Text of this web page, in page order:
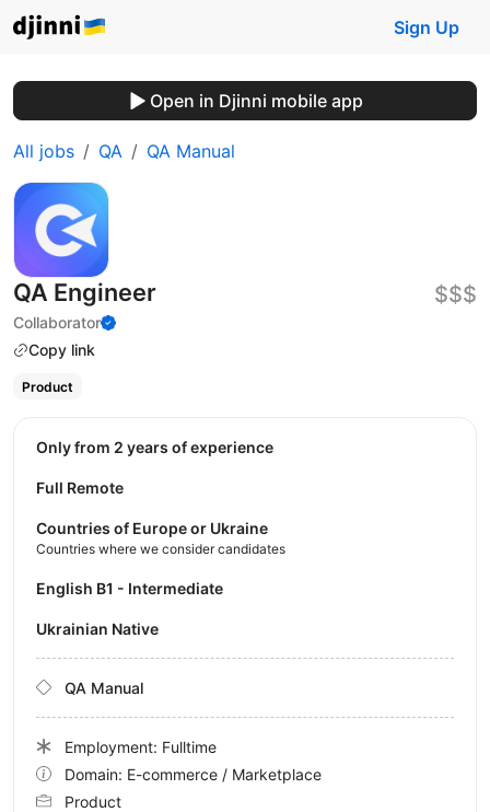
Sign Up
Open in Djinni mobile app
All jobs QA QA Manual
QA Engineer
Collaborator
Copy link
$$$
Product
Only from 2 years of experience
Full Remote
Countries of Europe or Ukraine
Countries where we consider candidates
English B1 - Intermediate
Ukrainian Native
QA Manual
Employment: Fulltime
Domain: E-commerce / Marketplace
Product